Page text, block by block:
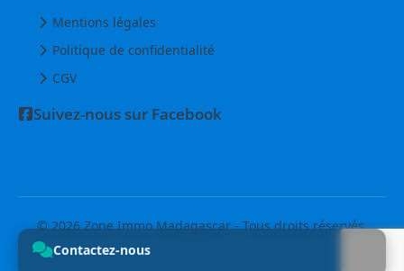
Mentions légales
Politique de confidentialité
CGV
Suivez-nous sur Facebook
© 2026 Zone Immo Madagascar - Tous droits réservés.
Contactez-nous